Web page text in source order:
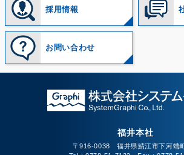
採用情報
お問い合わせ
福井本社
〒916-0038 福井県鯖江市下河端